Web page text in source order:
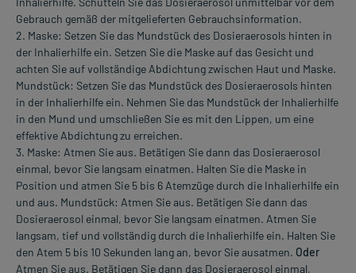
Gebrauch gemäß der mitgelieferten Gebrauchsinformation.
2. Maske: Setzen Sie das Mundstück des Dosieraerosols hinten in
der Inhalierhilfe ein. Setzen Sie die Maske auf das Gesicht und
achten Sie auf vollständige Abdichtung zwischen Haut und Maske.
Mundstück: Setzen Sie das Mundstück des Dosieraerosols hinten
in der Inhalierhilfe ein. Nehmen Sie das Mundstück der Inhalierhilfe
in den Mund und umschließen Sie es mit den Lippen, um eine
effektive Abdichtung zu erreichen.
3. Maske: Atmen Sie aus. Betätigen Sie dann das Dosieraerosol
einmal, bevor Sie langsam einatmen. Halten Sie die Maske in
Position und atmen Sie 5 bis 6 Atemzüge durch die Inhalierhilfe ein
und aus. Mundstück: Atmen Sie aus. Betätigen Sie dann das
Dosieraerosol einmal, bevor Sie langsam einatmen. Atmen Sie
langsam, tief und vollständig durch die Inhalierhilfe ein. Halten Sie
den Atem 5 bis 10 Sekunden lang an, bevor Sie ausatmen. Oder
Atmen Sie aus. Betätigen Sie dann das Dosieraerosol einmal,